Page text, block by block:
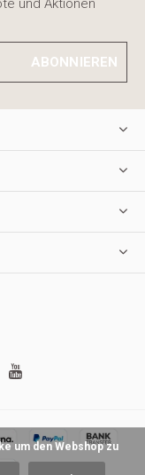
und Aktionen
ABONNIEREN
um den Webshop zu